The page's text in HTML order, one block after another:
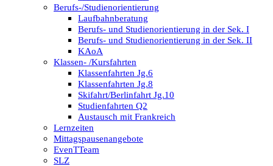
Berufs-/Studienorientierung
Laufbahnberatung
Berufs- und Studienorientierung in der Sek. I
Berufs- und Studienorientierung in der Sek. II
KAoA
Klassen- /Kursfahrten
Klassenfahrten Jg.6
Klassenfahrten Jg.8
Skifahrt/Berlinfahrt Jg.10
Studienfahrten Q2
Austausch mit Frankreich
Lernzeiten
Mittagspausenangebote
EvenTTeam
SLZ